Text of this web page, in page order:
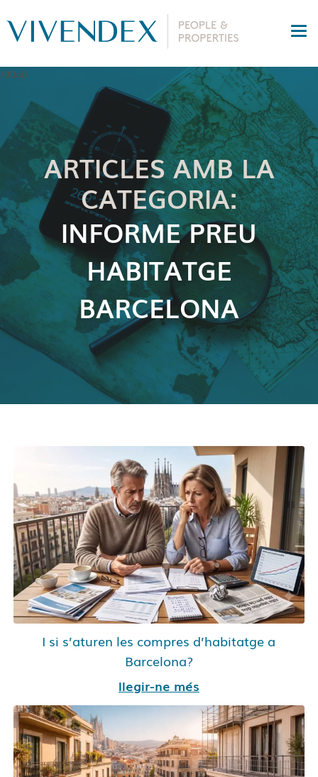
ARTICLES AMB LA
CATEGORIA:
INFORME PREU
HABITATGE
BARCELONA
I si s’aturen les compres d’habitatge a
Barcelona?
llegir-ne més